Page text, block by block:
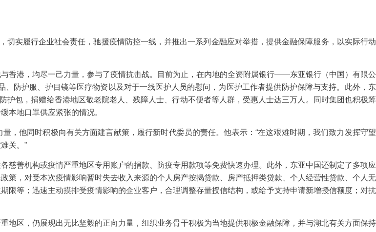
实履行企业社会责任，驰援疫情防控一线，并推出一系列金融应对举措，提供金融保障服务，以实际行动
港，均尽一己力量，参与了疫情抗击战。目前为止，在内地的全资附属银行——东亚银行（中国）有限公
防护服、护目镜等医疗物资以及对于一线医护人员的慰问，为医护工作者提供防护保障与支持。此外，东
包，捐赠给香港地区敬老院老人、残障人士、行动不便者等人群，受惠人士达三万人。同时集团也积极筹
本地口罩供应紧张的情况。
他同时积极向有关方面建言献策，履行新时代委员的责任。他表示：“在这艰难时期，我们致力发挥守望
关。”
善机构或疫情严重地区专用账户的捐款、防疫专用款项等免费快速办理。此外，东亚中国还制定了多项应
策，对受本次疫情影响暂时失去收入来源的个人房产按揭贷款、房产抵押类贷款、个人经营性贷款、个人无
限等；迅速主动摸排受疫情影响的企业客户，合理调整存量授信结构，或给予支持申请新增授信额度；对抗
区，仍展现出无比坚毅的正向力量，组织业务骨干积极为当地提供积极金融保障，并与湖北有关方面保持